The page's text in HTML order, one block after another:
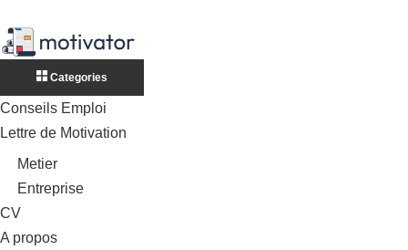
Categories
Conseils Emploi
Lettre de Motivation
Metier
Entreprise
CV
A propos